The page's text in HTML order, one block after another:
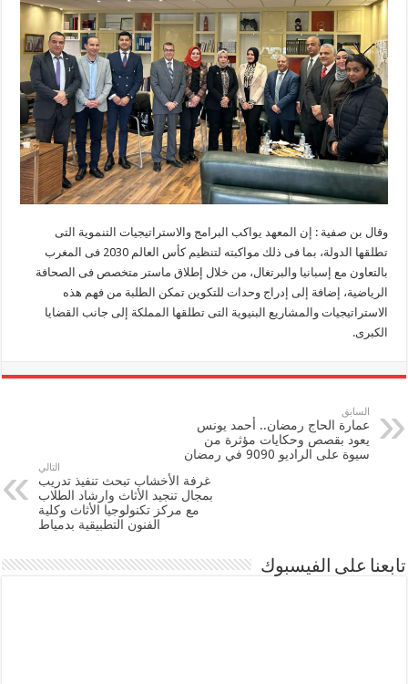
وقال بن صفية : إن المعهد يواكب البرامج والاستراتيجيات التنموية التى
تطلقها الدولة، بما فى ذلك مواكبته لتنظيم كأس العالم 2030 فى المغرب
بالتعاون مع إسبانيا والبرتغال، من خلال إطلاق ماستر متخصص فى الصحافة
الرياضية، إضافة إلى إدراج وحدات للتكوين تمكن الطلبة من فهم هذه
الاستراتيجيات والمشاريع البنيوية التى تطلقها المملكة إلى جانب القضايا
الكبرى.
السابق
عمارة الحاج رمضان.. أحمد يونس
يعود بقصص وحكايات مؤثرة من
سيوة على الراديو 9090 في رمضان
التالي
غرفة الأخشاب تبحث تنفيذ تدريب
بمجال تنجيد الأثاث وارشاد الطلاب
مع مركز تكنولوجيا الأثاث وكلية
الفنون التطبيقية بدمياط
تابعنا على الفيسبوك